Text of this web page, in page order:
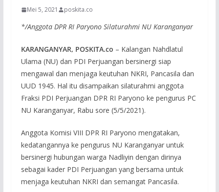
Mei 5, 2021 poskita.co
*/Anggota DPR RI Paryono Silaturahmi NU Karanganyar
KARANGANYAR, POSKITA.co – Kalangan Nahdlatul
Ulama (NU) dan PDI Perjuangan bersinergi siap
mengawal dan menjaga keutuhan NKRI, Pancasila dan
UUD 1945. Hal itu disampaikan silaturahmi anggota
Fraksi PDI Perjuangan DPR RI Paryono ke pengurus PC
NU Karanganyar, Rabu sore (5/5/2021).
Anggota Komisi VIII DPR RI Paryono mengatakan,
kedatangannya ke pengurus NU Karanganyar untuk
bersinergi hubungan warga Nadliyin dengan dirinya
sebagai kader PDI Perjuangan yang bersama untuk
menjaga keutuhan NKRI dan semangat Pancasila.